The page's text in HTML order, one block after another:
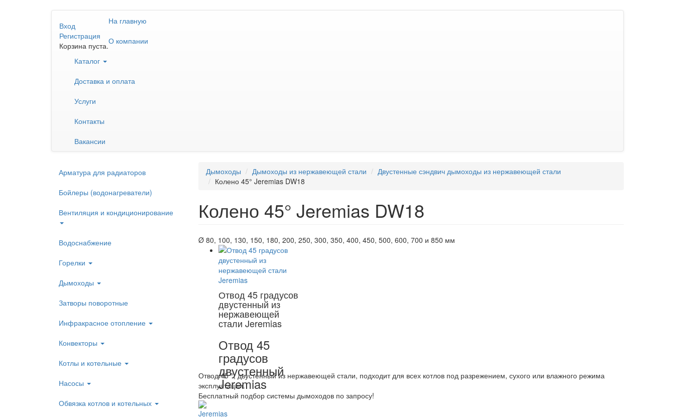
Вход
Регистрация
Корзина пуста.
На главную
О компании
Каталог
Доставка и оплата
Услуги
Контакты
Вакансии
Арматура для радиаторов
Бойлеры (водонагреватели)
Вентиляция и кондиционирование
Водоснабжение
Горелки
Дымоходы
Затворы поворотные
Инфракрасное отопление
Конвекторы
Котлы и котельные
Насосы
Обвязка котлов и котельных
Дымоходы Дымоходы из нержавеющей стали
Двустенные сэндвич дымоходы из нержавеющей стали
Колено 45° Jeremias DW18
Колено 45° Jeremias DW18
Ø 80, 100, 130, 150, 180, 200, 250, 300, 350, 400, 450, 500, 600, 700 и 850 мм
Отвод 45 градусов
двустенный из
нержавеющей
стали Jeremias
Отвод 45
градусов
двустенный
Jeremias
Отвод 45 °, двустенный из нержавеющей стали, подходит для всех котлов под разрежением, сухого или влажного режима
эксплуатации.
Бесплатный подбор системы дымоходов по запросу!